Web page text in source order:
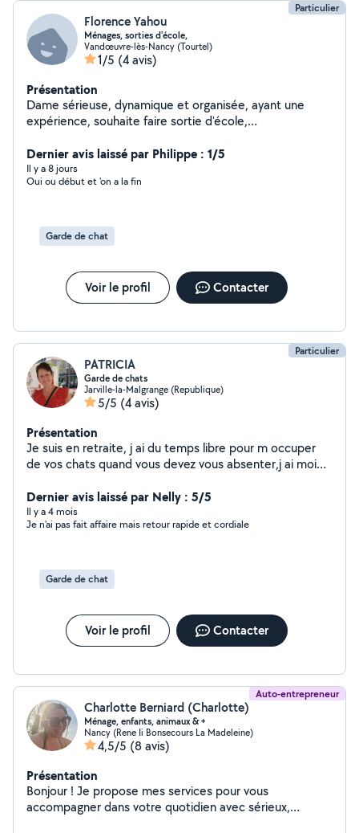
Particulier
Florence Yahou
Ménages, sorties d'école,
Vandœuvre-lès-Nancy (Tourtel)
1/5 (4 avis)
Présentation
Dame sérieuse, dynamique et organisée, ayant une
expérience, souhaite faire sortie d'école,
domicile et secrétariat.
Dernier avis laissé par Philippe : 1/5
Il y a 8 jours
Oui ou début et 'on a la fin
Garde de chat
Voir le profil Contacter
Particulier
PATRICIA
Garde de chats
Jarville-la-Malgrange (Republique)
5/5 (4 avis)
Présentation
Je suis en retraite, j ai du temps libre pour m occuper
de vos chats quand vous devez vous absenter,j ai moi
Dernier avis laissé par Nelly : 5/5
Il y a 4 mois
Je n'ai pas fait affaire mais retour rapide et cordiale
Garde de chat
Voir le profil Contacter
Auto-entrepreneur
Charlotte Berniard (Charlotte)
Ménage, enfants, animaux & +
Nancy (Rene Ii Bonsecours La Madeleine)
4,5/5 (8 avis)
Présentation
Bonjour ! Je propose mes services pour vous
accompagner dans votre quotidien avec sérieux,